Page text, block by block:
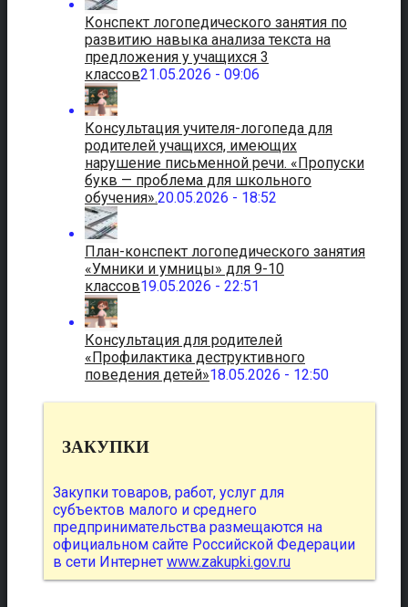
Конспект логопедического занятия по
развитию навыка анализа текста на
предложения у учащихся 3
классов21.05.2026 - 09:06
Консультация учителя-логопеда для
родителей учащихся, имеющих
нарушение письменной речи. «Пропуски
букв — проблема для школьного
обучения».20.05.2026 - 18:52
План-конспект логопедического занятия
«Умники и умницы» для 9-10
классов19.05.2026 - 22:51
Консультация для родителей
«Профилактика деструктивного
поведения детей»18.05.2026 - 12:50
ЗАКУПКИ
Закупки товаров, работ, услуг для
субъектов малого и среднего
предпринимательства размещаются на
официальном сайте Российской Федерации
в сети Интернет www.zakupki.gov.ru